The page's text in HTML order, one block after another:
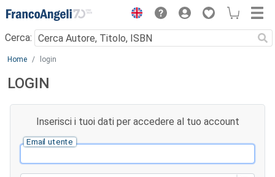
Menu
Cerca:
Main content
Home login
LOGIN
Inserisci i tuoi dati per accedere al tuo account
Email utente